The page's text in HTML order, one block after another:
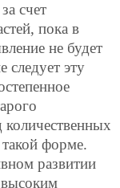
счет
пока в
не будет
следует эту
количественных
форме.
развитии
высоким